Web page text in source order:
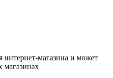
интернет-магазина и может
магазинах